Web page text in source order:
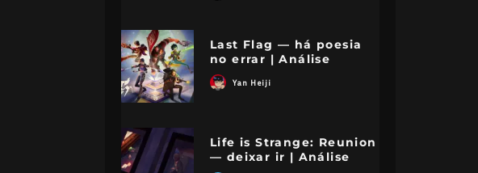
Last Flag — há poesia
no errar | Análise
Yan Heiji
Life is Strange: Reunion
— deixar ir | Análise